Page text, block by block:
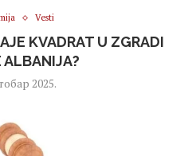
Vesti
KVADRAT U ZGRADI
ALBANIJA?
2025.